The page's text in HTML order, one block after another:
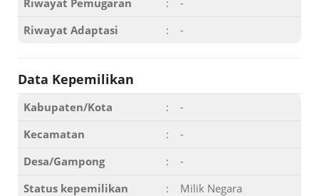
Riwayat Pemugaran
:
-
Riwayat Adaptasi
: -
Data Kepemilikan
Kabupaten/Kota :
-
Kecamatan
:
-
Desa/Gampong
:
-
Status kepemilikan
:
Milik Negara